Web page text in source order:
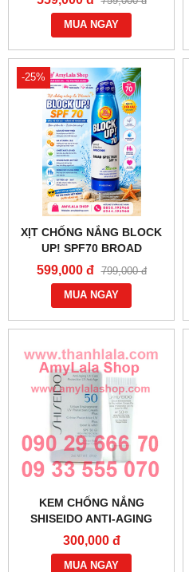
- 0858193968 - 0944193968
- AMYLALASHOP.COM -
MUA NGAY
-25%
XỊT CHỐNG NẮNG BLOCK
UP! SPF70 BROAD
SPECTRUM SUNSCREEN
DƯỠNG TRẮNG DA -
0858193968 - 0944193968 -
AMYLALASHOP.COM -
599,000 đ 799,000 đ
MUA NGAY
KEM CHỐNG NẮNG
SHISEIDO ANTI-AGING
UV/SPF50 2ML -
0933555070 - 0902966670
300,000 đ
MUA NGAY